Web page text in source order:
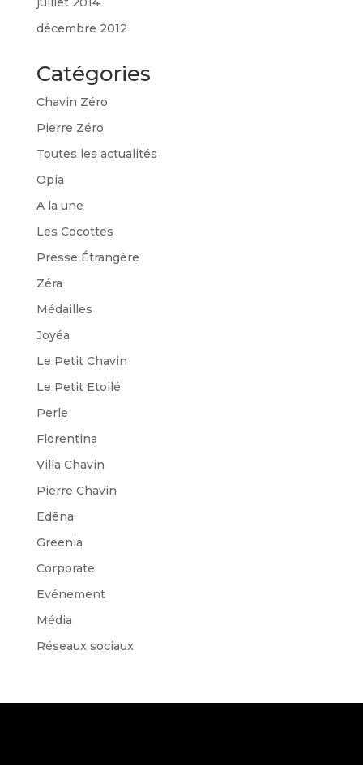
décembre 2012
Catégories
Chavin Zéro
Pierre Zéro
Toutes les actualités
Opia
A la une
Les Cocottes
Presse Étrangère
Zéra
Médailles
Joyéa
Le Petit Chavin
Le Petit Etoilé
Perle
Florentina
Villa Chavin
Pierre Chavin
Edêna
Greenia
Corporate
Evénement
Média
Réseaux sociaux